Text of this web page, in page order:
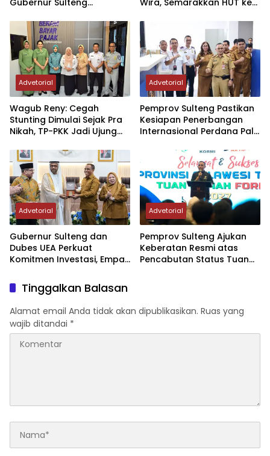
Perdana Internasional
Palu-Guangzhou
Advetorial
Wagub Reny: Cegah
Stunting Dimulai Sejak Pra
Nikah, TP-PKK Jadi Ujung
Advetorial
Pemprov Sulteng Pastikan
Kesiapan Penerbangan
Internasional Perdana Palu
Advetorial
Gubernur Sulteng dan
Dubes UEA Perkuat
Komitmen Investasi, Empat
Advetorial
Pemprov Sulteng Ajukan
Keberatan Resmi atas
Pencabutan Status Tuan
Tinggalkan Balasan
Alamat email Anda tidak akan dipublikasikan. Ruas yang
wajib ditandai *